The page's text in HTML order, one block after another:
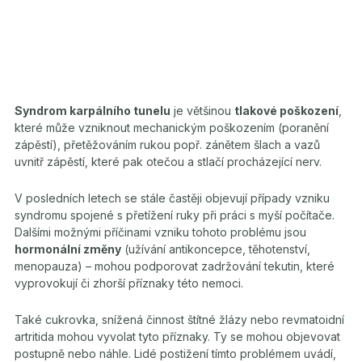
Syndrom karpálního tunelu je většinou tlakové poškození
které může vzniknout mechanickým poškozením (poranění
zápěstí), přetěžováním rukou popř. zánětem šlach a vazů
uvnitř zápěstí, které pak otečou a stlačí procházející nerv.
V posledních letech se stále častěji objevují případy vzniku
syndromu spojené s přetížení ruky při práci s myší počítače.
Dalšími možnými příčinami vzniku tohoto problému jsou
hormonální změny (užívání antikoncepce, těhotenství,
menopauza) – mohou podporovat zadržování tekutin, které
vyprovokují či zhorší příznaky této nemoci.
Také cukrovka, snížená činnost štítné žlázy nebo revmatoidní
artritida mohou vyvolat tyto příznaky. Ty se mohou objevovat
postupně nebo náhle. Lidé postižení tímto problémem uvádí,